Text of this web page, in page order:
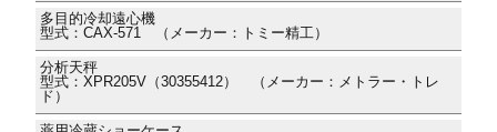
多目的冷却遠心機
型式：CAX-571 （メーカー：トミー精工）
分析天秤
型式：XPR205V（30355412） （メーカー：メトラー・トレ
ド）